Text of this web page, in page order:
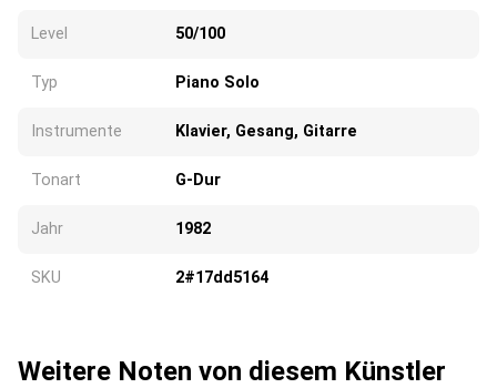
Level 50/100
Typ Piano Solo
Instrumente Klavier, Gesang, Gitarre
Tonart G-Dur
Jahr 1982
SKU 2#17dd5164
Weitere Noten von diesem Künstler